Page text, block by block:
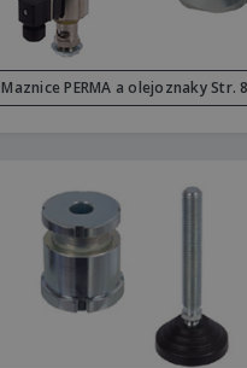
Maznice PERMA a olejoznaky Str.